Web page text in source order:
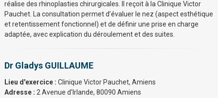
réalise des rhinoplasties chirurgicales. Il reçoit à la Clinique Victor
Pauchet. La consultation permet d’évaluer le nez (aspect esthétique
et retentissement fonctionnel) et de définir une prise en charge
adaptée, avec explication du déroulement et des suites.
Dr Gladys GUILLAUME
Lieu d'exercice : Clinique Victor Pauchet, Amiens
Adresse : 2 Avenue d'Irlande, 80090 Amiens